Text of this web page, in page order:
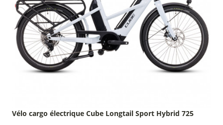
Vélo cargo électrique Cube Longtail Sport Hybrid 725